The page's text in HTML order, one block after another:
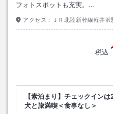
フォトスポットも充実。…
アクセス： ＪＲ北陸新幹線軽井
税込
【素泊まり】チェックイン
犬と旅満喫＜食事なし＞